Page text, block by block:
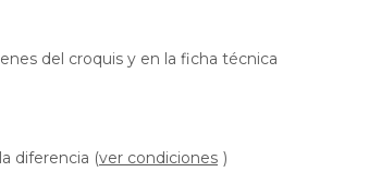
del croquis y en la ficha técnica
diferencia (ver condiciones )